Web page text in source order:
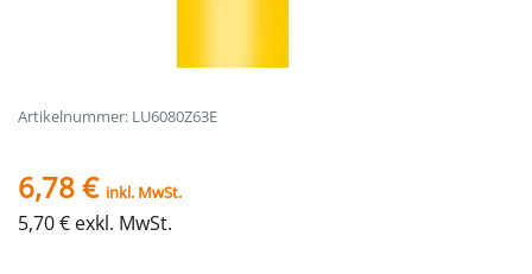
Artikelnummer: LU6080Z63E
6,78 € inkl. MwSt.
5,70 € exkl. MwSt.